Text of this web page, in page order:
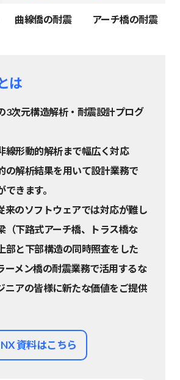
曲線僑の耐震 アーチ橋の耐震
は
3次元構造解析・耐震設計プログ
線形動的解析まで幅広く対応
の解析結果を用いて設計業務で
きます。
来のソフトウェアでは対応が難し
（下路式アーチ橋、トラス橋な
部と下部構造の同時照査をした
ーメン橋の耐震業務で活用するな
ニアの皆様に新たな価値をご提供
資料はこちら